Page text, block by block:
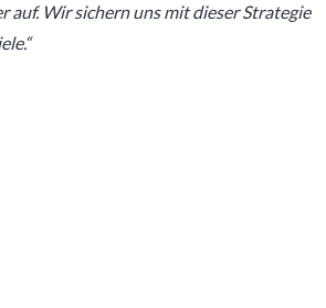
Wir sichern uns mit dieser Strategie